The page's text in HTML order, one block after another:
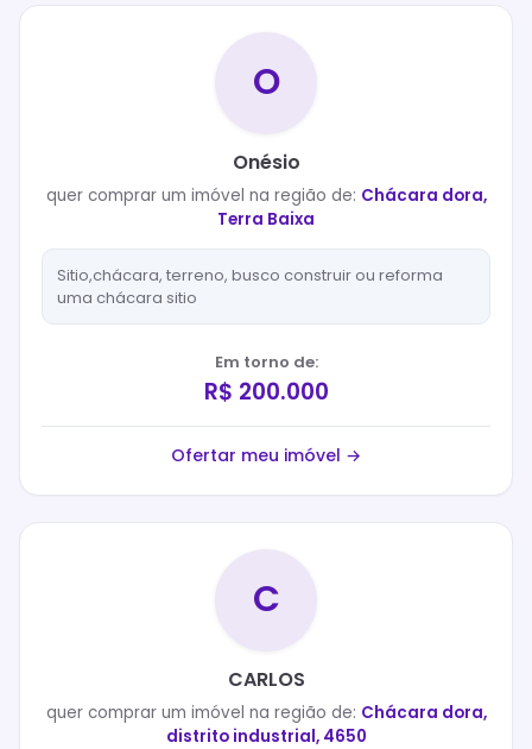
O
Onésio
quer comprarum imóvel na região de: Chácara dora,
Terra Baixa
Sitio,chácara, terreno, busco construir ou reforma
uma chácara sitio
Em torno de:
R$ 200.000
Ofertar meu imóvel →
C
CARLOS
quer comprarum imóvel na região de: Chácara dora,
distrito industrial, 4650